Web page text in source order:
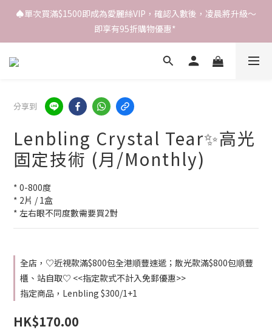
♠️單次買滿$1500即成為愛麗絲VIP，確認入數後，凌晨將升級～
即享有95折購物優惠*
分享到
Lenbling Crystal Tear✨高光
固定技術 (月/Monthly)
* 0-800度
* 2片 / 1盒
* 左右眼不同度數需要買2對
全店，♡近視款滿$800包全港順豐速遞；散光款滿$800包順豐
櫃、站自取♡ <<指定款式不計入免郵優惠>>
指定商品，Lenbling $300/1+1
HK$170.00